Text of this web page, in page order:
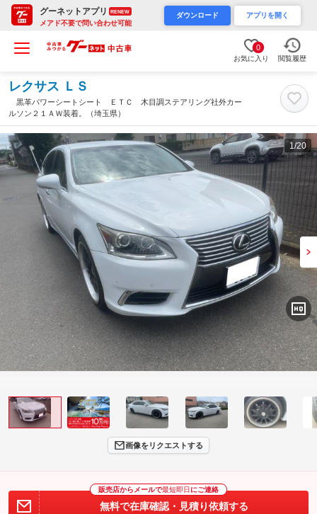
グーネットアプリ RENEW
メアド不要で問い合わせ可能
ダウンロード アプリを開く
0
お気に入り 閲覧履歴
レクサス ＬＳ
黒革パワーシートシート ＥＴＣ 木目調ステアリング社外カー
ルソン２１ＡＷ装着。（埼玉県）
1 /20
画像をリクエストする
販売店からメールで最短即日 にご連絡
無料で在庫確認・見積り依頼する